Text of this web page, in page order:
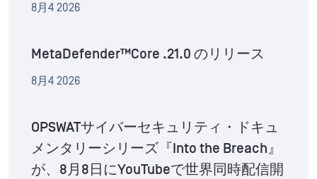
8月4 2026
MetaDefender™Core .21.0 のリリース
8月4 2026
OPSWATサイバーセキュリティ・ドキュ
メンタリーシリーズ『Into the Breach』
が、8月8日にYouTubeで世界同時配信開